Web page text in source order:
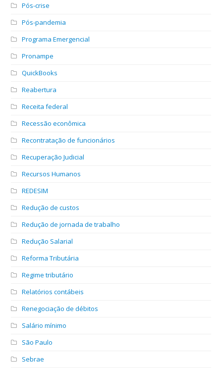
Pós-crise
Pós-pandemia
Programa Emergencial
Pronampe
QuickBooks
Reabertura
Receita federal
Recessão econômica
Recontratação de funcionários
Recuperação Judicial
Recursos Humanos
REDESIM
Redução de custos
Redução de jornada de trabalho
Redução Salarial
Reforma Tributária
Regime tributário
Relatórios contábeis
Renegociação de débitos
Salário mínimo
São Paulo
Sebrae